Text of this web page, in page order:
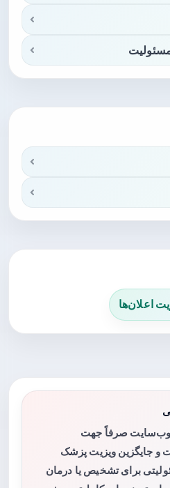
اعلان‌ها
وب‌سایت صرفاً جهت
و جایگزین ویزیت پزشک
برای تشخیص یا درمان